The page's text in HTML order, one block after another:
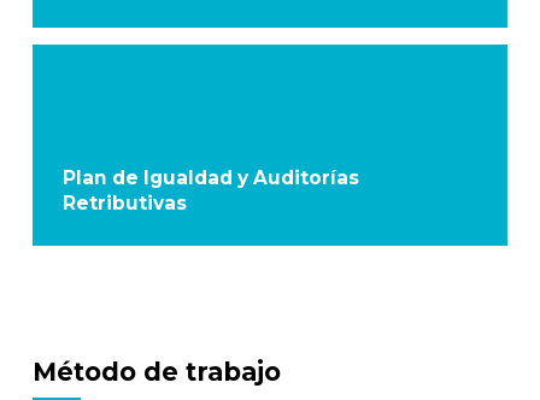
Plan de Igualdad y Auditorías
Retributivas
Método de trabajo